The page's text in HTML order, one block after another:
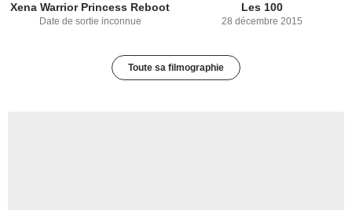
Xena Warrior Princess Reboot
Date de sortie inconnue
Les 100
28 décembre 2015
Toute sa filmographie